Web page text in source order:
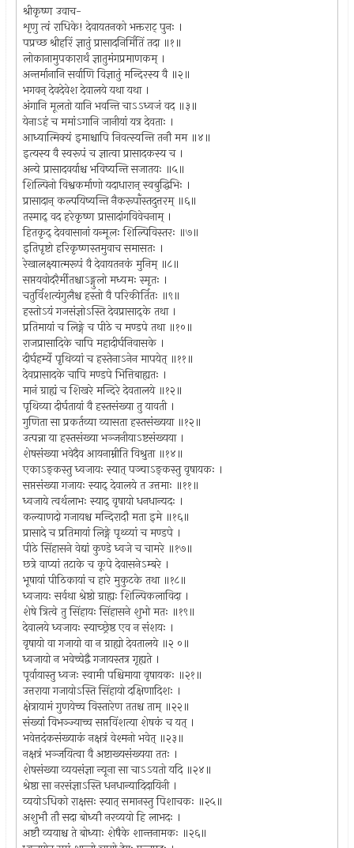
श्रीकृष्ण उवाच-
शृणु त्वं राधिके! देवायतनको भक्तराट् पुनः ।
पप्रच्छ श्रीहरिं ज्ञातुं प्रासादनिर्मितिं तदा ॥१॥
लोकानामुपकारार्थं ज्ञातुमंगप्रमाणकम् ।
अन्तर्मानानि सर्वाणि विज्ञातुं मन्दिरस्य वै ॥२॥
भगवन् देवदेवेश देवालये यथा यथा ।
अंगानि मूलतो यानि भवन्ति चाऽऽध्वजं वद ॥३॥
येनाऽहं च ममांऽगानि जानीयां यत्र देवताः ।
आध्यात्मिक्यं इमाश्चापि निवत्स्यन्ति तनौ मम ॥४॥
इत्यस्य वै स्वरूपं च ज्ञात्वा प्रासादकस्य च ।
अन्ये प्रासादवर्याश्च भविष्यन्ति सजातयः ॥५॥
शिल्पिनो विश्वकर्माणो यदाधारान् स्वबुद्धिभिः ।
प्रासादान् कल्पयिष्यन्ति नैकरूपाँस्तदुत्तरम् ॥६॥
तस्माद् वद हरेकृष्ण प्रासादांगविवेचनाम् ।
हितकृद् देववासानां यन्मूलः शिल्पिविस्तरः ॥७॥
इतिपृष्टो हरिकृष्णस्तमुवाच समासतः ।
रेखालक्ष्यात्मरूपं वै देवायतनकं मुनिम् ॥८॥
सप्तयवोदरैर्मीतश्चाऽङ्गुलो मध्यमः स्मृतः ।
चतुर्विशत्यंगुलैश्च हस्तो वै परिकीर्तितः ॥९॥
हस्तोऽयं गजसंज्ञोऽस्ति देवप्रासाद्के तथा ।
प्रतिमायां च लिङ्गे च पीठे च मण्डपे तथा ॥१०॥
राजप्रासादिके चापि महादीर्घनिवासके ।
दीर्घहर्म्ये पृथिव्यां च हस्तेनाऽनेन मापयेत् ॥११॥
देवप्रासादके चापि मण्डपे भित्तिबाह्यतः ।
मानं ग्राह्यं च शिखरे मन्दिरे देवतालये ॥१२॥
पृथिव्या दीर्घतायां वै हस्तसंख्या तु यावती ।
गुणिता सा प्रकर्तव्या व्यासता हस्तसंख्यया ॥१२॥
उत्पन्ना या हस्तसंख्या भञ्जनीयाऽष्टसंख्यया ।
शेषसंख्या भवेदैव आयनाम्नीति विश्रुता ॥१४॥
एकाऽङ्कस्तु ध्वजायः स्यात् पञ्चाऽङ्कस्तु वृषायकः ।
सप्तसंख्या गजायः स्याद् देवालये त उत्तमाः ॥११॥
ध्वजाये त्वर्थलाभः स्याद् वृषायो धनधान्यदः ।
कल्याणदो गजायश्च मन्दिरादौ मता इमे ॥१६॥
प्रासादे च प्रतिमायां लिङ्गे पृथ्व्यां च मण्डपे ।
पीठे सिंहासने वेद्यां कुण्डे ध्वजे च चामरे ॥१७॥
छत्रे वाप्यां तटाके च कूपे देवासनेऽम्बरे ।
भूषायां पीठिकायां च हारे मुकुटके तथा ॥१८॥
ध्वजायः सर्वथा श्रेष्ठो ग्राह्यः शिल्पिकलाविदा ।
शेषे त्रित्वे तु सिंहायः सिंहासने शुभो मतः ॥१९॥
देवालये ध्वजायः स्याच्छ्रेष्ठ एव न संशयः ।
वृषायो वा गजायो वा न ग्राह्यो देवतालये ॥२ ०॥
ध्वजायो न भवेच्चेद्वै गजायस्तत्र गृह्यते ।
पूर्वायास्तु ध्वजः स्वामी पश्चिमाया वृषायकः ॥२१॥
उत्तराया गजायोऽस्ति सिंहायो दक्षिणादिशः ।
क्षेत्रायामं गुणयेच्च विस्तारेण ततश्च ताम् ॥२२॥
संख्यां विभञ्ज्याच्च सप्तविंशत्या शेषकं च यत् ।
भवेत्तदंकसंख्याकं नक्षत्रं वेश्मनो भवेत् ॥२३॥
नक्षत्रं भञ्जयित्वा वै अष्टाख्यसंख्यया ततः ।
शेषसंख्या व्ययसंज्ञा न्यूना सा चाऽऽयतो यदि ॥२४॥
श्रेष्ठा सा नरसंज्ञाऽस्ति धनधान्यादिदायिनी ।
व्ययोऽधिको राक्षसः स्यात् समानस्तु पिशाचकः ॥२५॥
अशुभौ तौ सदा बोध्यौ नरव्ययो हि लाभदः ।
अष्टौ व्ययाश्च ते बोध्याः शेषैके शान्तनामकः ॥२६॥